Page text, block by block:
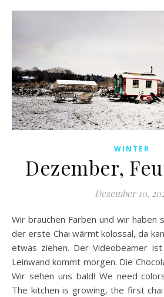
WINTER
Dezember,
Dezember 10,
Wir brauchen Farben und wir haben sie. Die Küche wächst,
der erste Chai wärmt kolossal, da
etwas ziehen. Der Videobeamer
Leinwand kommt morgen. Die
Wir sehen uns bald! We need
The kitchen is growing, the first